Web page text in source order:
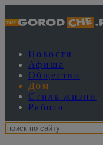
Новости
Афиша
Общество
Дом
Стиль жизни
Работа